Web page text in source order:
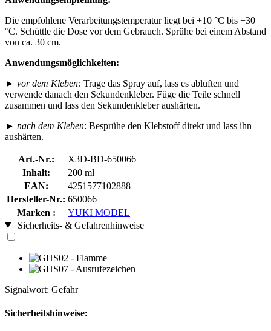
Die empfohlene Verarbeitungstemperatur liegt bei +10 °C bis +30
°C. Schüttle die Dose vor dem Gebrauch. Sprühe bei einem Abstand
von ca. 30 cm.
Anwendungsmöglichkeiten:
► vor dem Kleben: Trage das Spray auf, lass es ablüften und
verwende danach den Sekundenkleber. Füge die Teile schnell
zusammen und lass den Sekundenkleber aushärten.
► nach dem Kleben: Besprühe den Klebstoff direkt und lass ihn
aushärten.
Art.-Nr.:
X3D-BD-650066
Inhalt:
200 ml
EAN:
4251577102888
Hersteller-Nr.: 650066
Marken :
YUKI MODEL
Sicherheits- & Gefahrenhinweise
Signalwort: Gefahr
Sicherheitshinweise: